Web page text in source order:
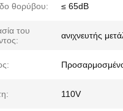
θορύβου: ≤ 65dB
του
ανιχνευτής
110V